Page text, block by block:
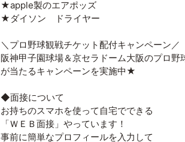
★apple製のエアポッズ
★ダイソン ドライヤー
＼プロ野球観戦チケット配付キャンペーン／
阪神甲子園球場＆京セラドーム大阪のプロ野
が当たるキャンペーンを実施中★
◆面接について
お持ちのスマホを使って自宅でできる
「ＷＥＢ面接」やっています！
事前に簡単なプロフィールを入力して